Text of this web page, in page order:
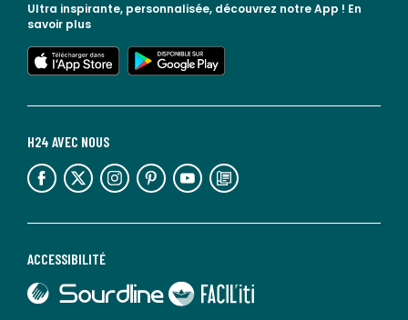
ACCESSIBILITÉ
lien vers Sourdline
lien vers Faciliti
H24 AVEC NOUS
lien vers l'espace réseaux sociaux lien vers l'espace réseaux sociaux lien vers l'espace réseaux sociaux lien vers l'espace réseaux sociaux lien vers l'espace réseaux sociaux lien vers le blog la redoute
Ultra inspirante, personnalisée, découvrez notre App ! En
savoir plus
lien vers l'app store
lien vers google play